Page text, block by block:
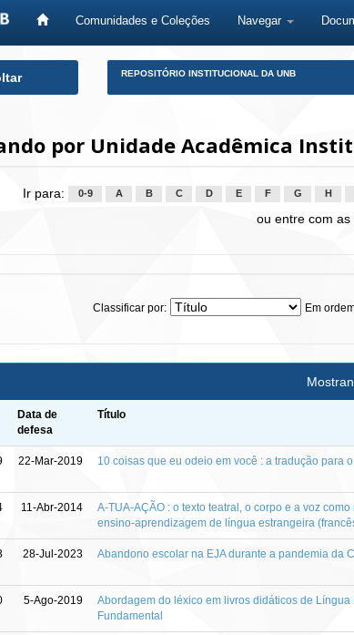
Comunidades e Coleções Navegar
REPOSITÓRIO INSTITUCIONAL DA UNB
por Unidade Acadêmica
Ir para: 0-9 A B C D E F G H
ou entre com
Classificar por: Em
Data de
defesa
Título
22-Mar-2019 10 coisas que eu odeio em você : a tradução para
11-Abr-2014
A-TUA-AÇÃO : o texto teatral, o corpo e a voz
ensino-aprendizagem de língua estrangeira
28-Jul-2023 Abandono escolar na EJA durante a pandemia da
5-Ago-2019
Abordagem do léxico em livros didáticos de
Fundamental